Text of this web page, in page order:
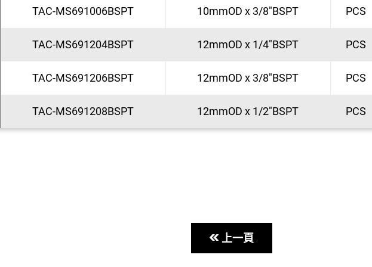
TAC-MS691006BSPT 10mmOD x 3/8"BSPT PCS
TAC-MS691204BSPT 12mmOD x 1/4"BSPT PCS
TAC-MS691206BSPT 12mmOD x 3/8"BSPT PCS
TAC-MS691208BSPT 12mmOD x 1/2"BSPT PCS
上一頁